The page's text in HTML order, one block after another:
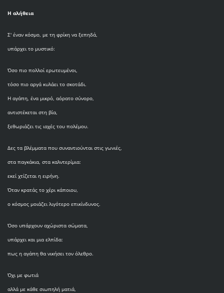
Η αλήθεια
Σ' έναν κόσμο, με τη φρίκη να ξεπηδά,
υπάρχει το μυστικό:
Όσο πιο πολλοί ερωτευμένοι,
τόσο πιο αργά κυλάει το σκοτάδι.
Η αγάπη, ένα μικρό, αόρατο σύνορο,
αντιστέκεται στη βία,
ξεθωριάζει τις ιαχές του πολέμου.
Δες τα βλέμματα που συναντιούνται στις γωνιές,
στα παγκάκια, στα καλντερίμια:
εκεί χτίζεται η ειρήνη.
Όταν κρατάς το χέρι κάποιου,
ο κόσμος μοιάζει λιγότερο επικίνδυνος.
Όσο υπάρχουν αχώριστα σώματα,
υπάρχει και μια ελπίδα:
πως η αγάπη θα νικήσει τον όλεθρο.
Όχι με φωτιά
αλλά με κάθε σιωπηλή ματιά,